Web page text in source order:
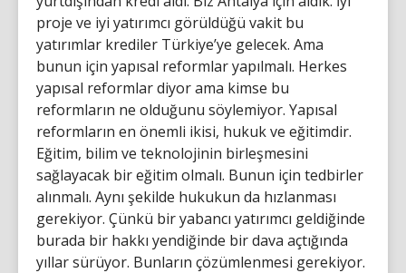
proje ve iyi yatırımcı görüldüğü vakit bu
yatırımlar krediler Türkiye’ye gelecek. Ama
bunun için yapısal reformlar yapılmalı. Herkes
yapısal reformlar diyor ama kimse bu
reformların ne olduğunu söylemiyor. Yapısal
reformların en önemli ikisi, hukuk ve eğitimdir.
Eğitim, bilim ve teknolojinin birleşmesini
sağlayacak bir eğitim olmalı. Bunun için tedbirler
alınmalı. Aynı şekilde hukukun da hızlanması
gerekiyor. Çünkü bir yabancı yatırımcı geldiğinde
burada bir hakkı yendiğinde bir dava açtığında
yıllar sürüyor. Bunların çözümlenmesi gerekiyor.